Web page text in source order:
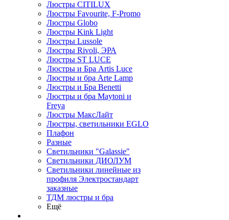
Люстры CITILUX
Люстры Favourite, F-Promo
Люстры Globo
Люстры Kink Light
Люстры Lussole
Люстры Rivoli, ЭРА
Люстры ST LUCE
Люстры и Бра Artis Luce
Люстры и бра Arte Lamp
Люстры и Бра Benetti
Люстры и бра Maytoni и
Freya
Люстры МаксЛайт
Люстры, светильники EGLO
Плафон
Разные
Светильники "Galassie"
Светильники ДИОЛУМ
Светильники линейные из
профиля Электростандарт
заказные
ТДМ люстры и бра
Ещё